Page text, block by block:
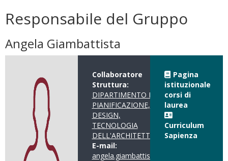
Responsabile del Gruppo
Angela Giambattista
Collaboratore
Struttura:
DIPARTIMENTO DI
PIANIFICAZIONE,
DESIGN,
TECNOLOGIA
DELL'ARCHITETTURA
E-mail:
angela.giambattista@uniroma1.it
Pagina
istituzionale
corsi di
laurea
Curriculum
Sapienza